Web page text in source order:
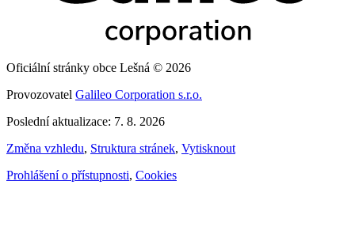
Oficiální stránky obce Lešná © 2026
Provozovatel Galileo Corporation s.r.o.
Poslední aktualizace: 7. 8. 2026
Změna vzhledu, Struktura stránek, Vytisknout
Prohlášení o přístupnosti, Cookies